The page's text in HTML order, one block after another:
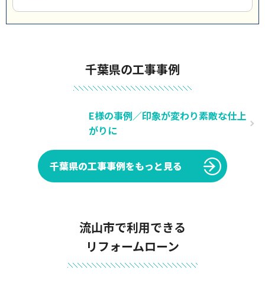
千葉県の工事事例
E様の事例／印象が変わり素敵な仕上
がりに
千葉県の工事事例をもっと見る
流山市で利用できる
リフォームローン